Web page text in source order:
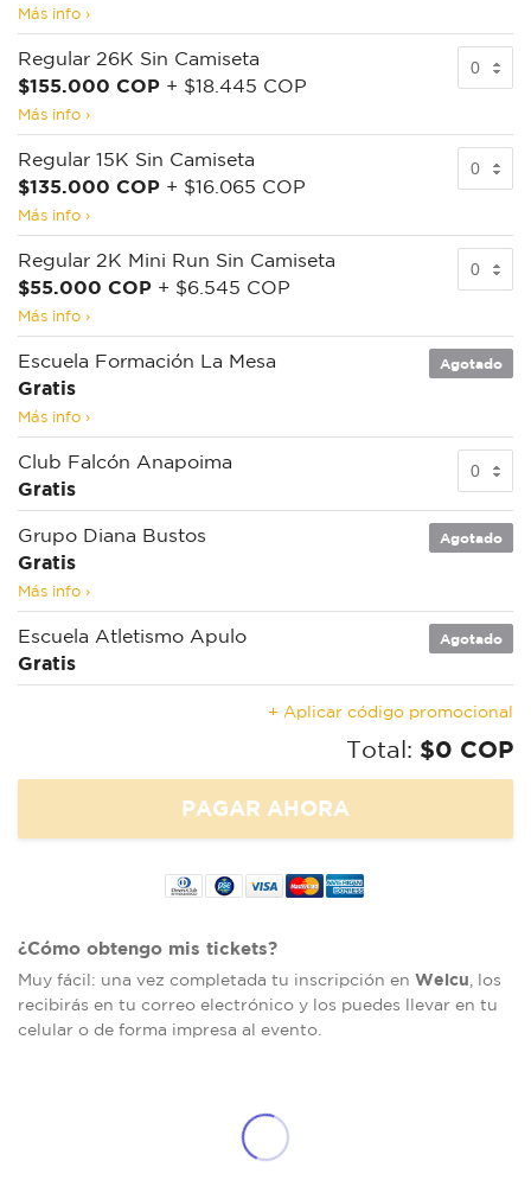
Más info ›
Regular 26K Sin Camiseta
$155.000 COP + $18.445 COP
Más info ›
Regular 15K Sin Camiseta
$135.000 COP + $16.065 COP
Más info ›
Regular 2K Mini Run Sin Camiseta
$55.000 COP + $6.545 COP
Más info ›
Escuela Formación La Mesa
Gratis
Más info ›
Agotado
Club Falcón Anapoima
Gratis
Grupo Diana Bustos
Gratis
Más info ›
Agotado
Escuela Atletismo Apulo
Gratis
Agotado
+ Aplicar código promocional
Total: $0 COP
¿Cómo obtengo mis tickets?
Muy fácil: una vez completada tu inscripción en Welcu , los
recibirás en tu correo electrónico y los puedes llevar en tu
celular o de forma impresa al evento.